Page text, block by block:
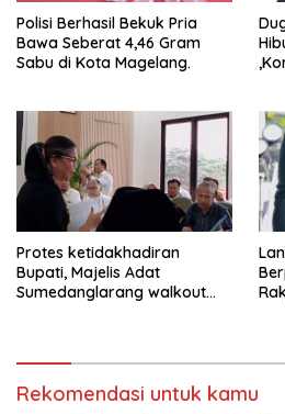
Polisi Berhasil Bekuk Pria
Bawa Seberat 4,46 Gram
Sabu di Kota Magelang.
Protes ketidakhadiran
Bupati, Majelis Adat
Sumedanglarang walkout
Rekomendasi untuk kamu